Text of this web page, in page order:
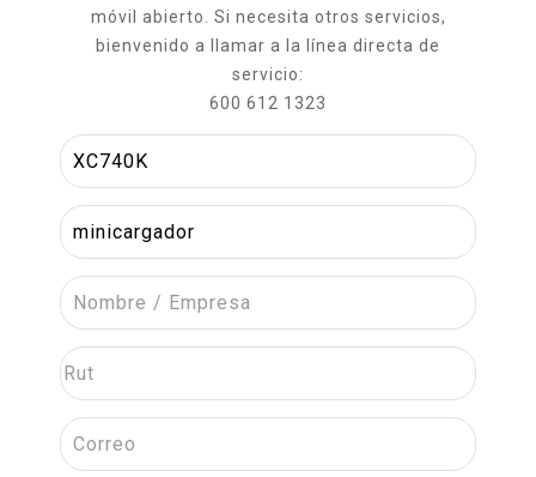
móvil abierto. Si necesita otros servicios,
bienvenido a llamar a la línea directa de
servicio:
600 612 1323